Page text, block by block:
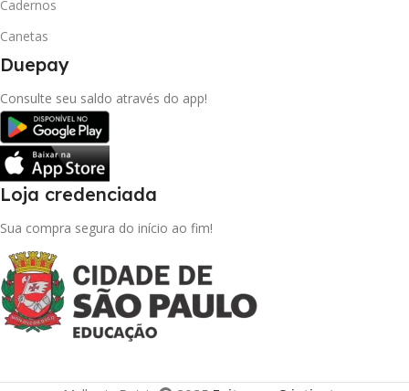
Cadernos
Canetas
Duepay
Consulte seu saldo através do app!
Loja credenciada
Sua compra segura do início ao fim!